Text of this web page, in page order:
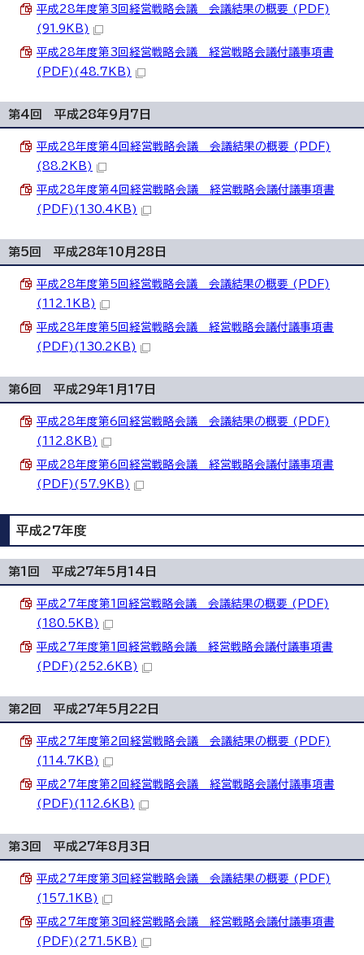
平成28年度第3回経営戦略会議 会議結果の概要 (PDF)
(91.9KB)
平成28年度第3回経営戦略会議 経営戦略会議付議事項書
(PDF)(48.7KB)
第4回 平成28年9月7日
平成28年度第4回経営戦略会議 会議結果の概要 (PDF)
(88.2KB)
平成28年度第4回経営戦略会議 経営戦略会議付議事項書
(PDF)(130.4KB)
第5回 平成28年10月28日
平成28年度第5回経営戦略会議 会議結果の概要 (PDF)
(112.1KB)
平成28年度第5回経営戦略会議 経営戦略会議付議事項書
(PDF)(130.2KB)
第6回 平成29年1月17日
平成28年度第6回経営戦略会議 会議結果の概要 (PDF)
(112.8KB)
平成28年度第6回経営戦略会議 経営戦略会議付議事項書
(PDF)(57.9KB)
平成27年度
第1回 平成27年5月14日
平成27年度第1回経営戦略会議 会議結果の概要 (PDF)
(180.5KB)
平成27年度第1回経営戦略会議 経営戦略会議付議事項書
(PDF)(252.6KB)
第2回 平成27年5月22日
平成27年度第2回経営戦略会議 会議結果の概要 (PDF)
(114.7KB)
平成27年度第2回経営戦略会議 経営戦略会議付議事項書
(PDF)(112.6KB)
第3回 平成27年8月3日
平成27年度第3回経営戦略会議 会議結果の概要 (PDF)
(157.1KB)
平成27年度第3回経営戦略会議 経営戦略会議付議事項書
(PDF)(271.5KB)